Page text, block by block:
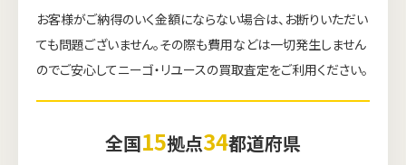
お客様がご納得のいく金額にならない場合は、お断りいただい
ても問題ございません。その際も費用などは一切発生しません
のでご安心してニーゴ・リユースの買取査定をご利用ください。
全国15拠点34都道府県